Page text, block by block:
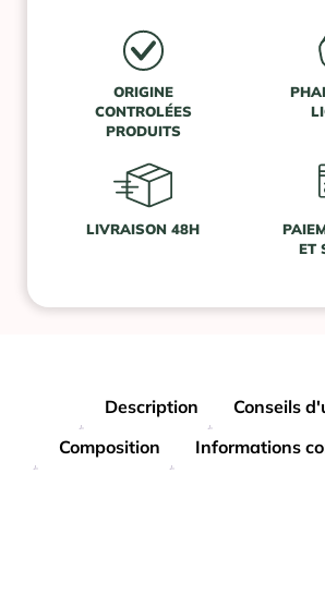
ORIGINE
CONTROLÉES
PRODUITS
LIVRAISON 48H
ET
Description
Conseils
Composition
Informations